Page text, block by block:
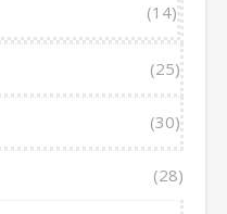
(14)
(25)
(30)
(28)